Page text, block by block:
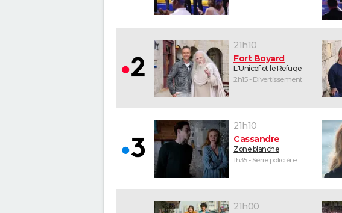
21h10
Fort Boyard
L'Unicef et le Refuge
2h15 - Divertissement
21h10
Cassandre
Zone blanche
1h35 - Série policière
21h00